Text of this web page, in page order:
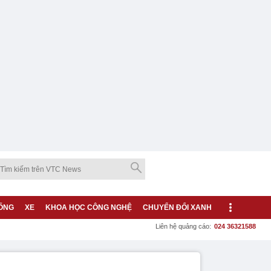
XE KHOA HỌC CÔNG NGHỆ CHUYỂN ĐỔI XANH
Liên hệ quảng cáo: 024 36321588